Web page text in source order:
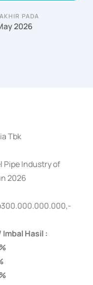
PADA
2026
Tbk
Pipe Industry of
2026
Hasil :